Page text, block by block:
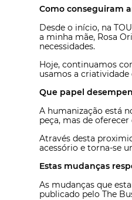
Como conseguiram
Desde o início, na
a minha mãe, Rosa
necessidades.
Hoje, continuamos
usamos a criatividade
Que papel
A humanização está
peça, mas de
Através desta
acessório e torna-se
Estas mudanças
As mudanças que
publicado pelo The